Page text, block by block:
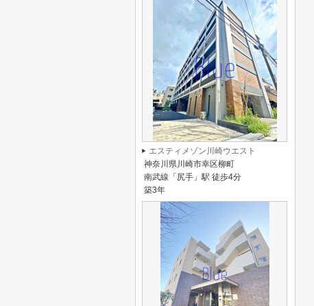
エスティメゾン川崎ウエスト
神奈川県川崎市幸区柳町
南武線「尻手」駅 徒歩4分
築3年